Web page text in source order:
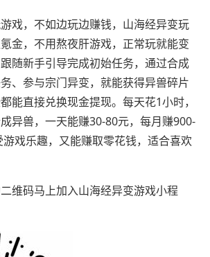
戏，不如边玩边赚钱，山海经异变玩
金，不用熬夜肝游戏，正常玩就能变
随新手引导完成初始任务，通过合成
、参与宗门异变，就能获得异兽碎片
能直接兑换现金提现。每天花1小时，
异兽，一天能赚30-80元，每月赚900-
戏乐趣，又能赚取零花钱，适合喜欢
维码马上加入山海经异变游戏小程